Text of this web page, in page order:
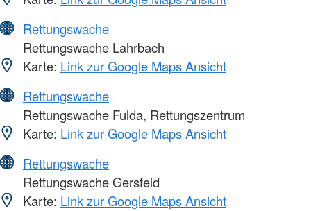
Rettungswache
Rettungswache Lahrbach
Karte: Link zur Google Maps Ansicht
Rettungswache
Rettungswache Fulda, Rettungszentrum
Karte: Link zur Google Maps Ansicht
Rettungswache
Rettungswache Gersfeld
Karte: Link zur Google Maps Ansicht